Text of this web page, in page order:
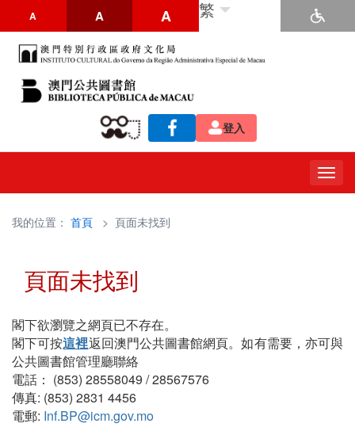
A A A 繁
登入
我的位置： 首頁 > 頁面未找到
頁面未找到
閣下欲瀏覽之網頁已不存在。
閣下可按這裡返回澳門公共圖書館網頁。如有需要，亦可與
公共圖書館管理廳聯絡
電話： (853) 28558049 / 28567576
傳真: (853) 2831 4456
電郵: Inf.BP@icm.gov.mo